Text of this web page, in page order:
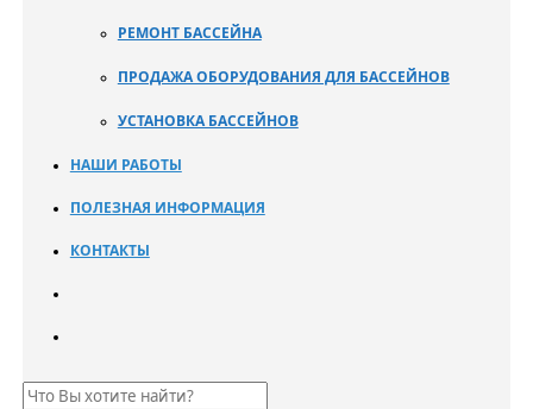
РЕМОНТ БАССЕЙНА
ПРОДАЖА ОБОРУДОВАНИЯ ДЛЯ БАССЕЙНОВ
УСТАНОВКА БАССЕЙНОВ
НАШИ РАБОТЫ
ПОЛЕЗНАЯ ИНФОРМАЦИЯ
КОНТАКТЫ